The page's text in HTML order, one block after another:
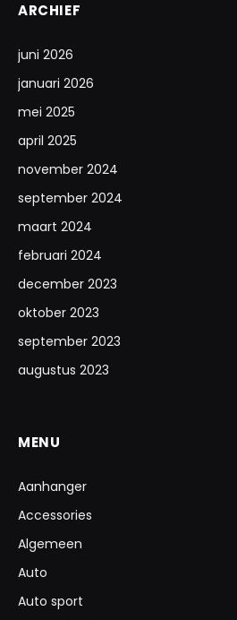
ARCHIEF
juni 2026
januari 2026
mei 2025
april 2025
november 2024
september 2024
maart 2024
februari 2024
december 2023
oktober 2023
september 2023
augustus 2023
MENU
Aanhanger
Accessories
Algemeen
Auto
Auto sport